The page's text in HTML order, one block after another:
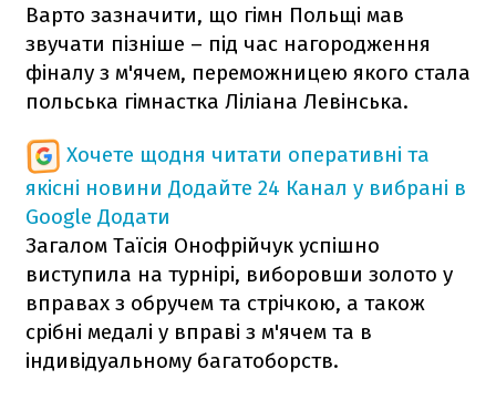
Варто зазначити, що гімн Польщі мав
звучати пізніше – під час нагородження
фіналу з м'ячем, переможницею якого стала
польська гімнастка Ліліана Левінська.
Хочете щодня читати оперативні та
якісні новини Додайте 24 Канал у вибрані в
Google Додати
Загалом Таїсія Онофрійчук успішно
виступила на турнірі, виборовши золото у
вправах з обручем та стрічкою, а також
срібні медалі у вправі з м'ячем та в
індивідуальному багатоборств.